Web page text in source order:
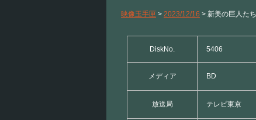
映像玉手匣 > 2023/12/16 > 新美の巨人た
DiskNo. 5406
メディア BD
放送局 テレビ東京